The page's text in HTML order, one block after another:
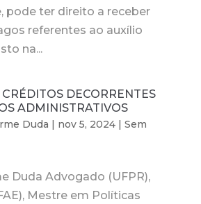
pode ter direito a receber
referentes ao auxílio
na...
DECORRENTES
ADMINISTRATIVOS
Duda | nov 5, 2024| Sem
Duda Advogado (UFPR),
Mestre em Políticas